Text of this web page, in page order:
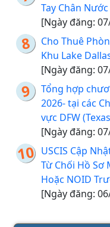
Tay Chân Nước
[Ngày đăng:
Cho Thuê
Khu Lake
[Ngày đăng:
Tổng hợp
2026- tại các
vực DFW
[Ngày đăng:
USCIS Cập
Từ Chối Hồ Sơ
Hoặc NOID
[Ngày đăng: